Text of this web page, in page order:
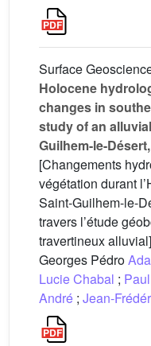
Surface
Holocene
changes in
study of an
Guilhem-le-
[Changements
végétation durant
Saint-Guilhem-le-
travers l’étude
travertineux alluvial]
Georges Pédro
Lucie Chabal ;
André ; Jean-